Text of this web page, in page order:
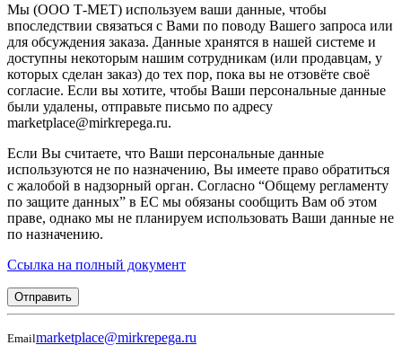
Мы (ООО Т-МЕТ) используем ваши данные, чтобы
впоследствии связаться с Вами по поводу Вашего запроса или
для обсуждения заказа. Данные хранятся в нашей системе и
доступны некоторым нашим сотрудникам (или продавцам, у
которых сделан заказ) до тех пор, пока вы не отзовёте своё
согласие. Если вы хотите, чтобы Ваши персональные данные
были удалены, отправьте письмо по адресу
marketplace@mirkrepega.ru.
Если Вы считаете, что Ваши персональные данные
используются не по назначению, Вы имеете право обратиться
с жалобой в надзорный орган. Согласно “Общему регламенту
по защите данных” в ЕС мы обязаны сообщить Вам об этом
праве, однако мы не планируем использовать Ваши данные не
по назначению.
Ссылка на полный документ
Отправить
Emailmarketplace@mirkrepega.ru